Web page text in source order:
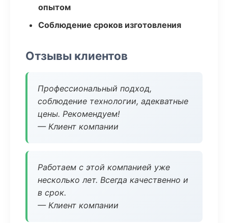
опытом
Соблюдение сроков изготовления
Отзывы клиентов
Профессиональный подход,
соблюдение технологии, адекватные
цены. Рекомендуем!
— Клиент компании
Работаем с этой компанией уже
несколько лет. Всегда качественно и
в срок.
— Клиент компании